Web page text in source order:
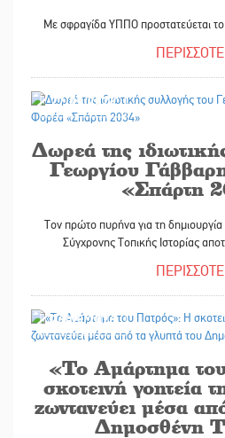
Με σφραγίδα ΥΠΠΟ προστατεύεται το
27/05/2026
Δωρεά της
Γεωργίου
«Σπάρτη
Τον πρώτο πυρήνα για τη
Σύγχρονης Τοπικής Ιστορίας
26/05/2026
«Το Αμάρτημα
σκοτεινή γοητεία
ζωντανεύει μέσα
Δημοσθένη